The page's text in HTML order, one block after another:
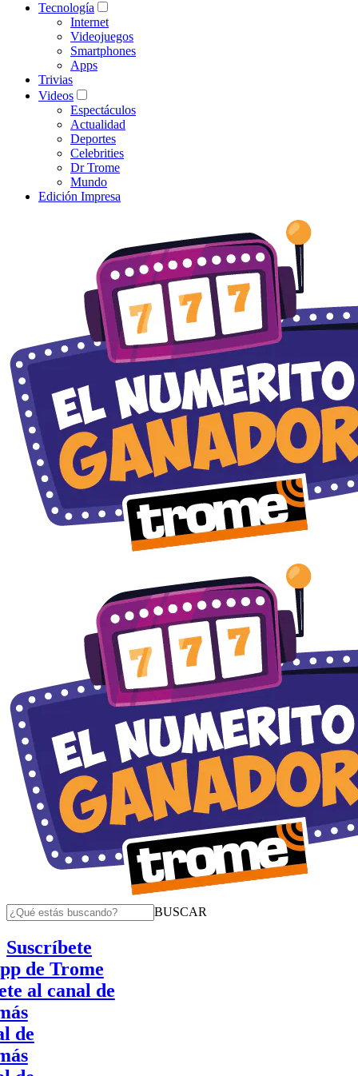
Tecnología
Internet
Videojuegos
Smartphones
Apps
Trivias
Videos
Espectáculos
Actualidad
Deportes
Celebrities
Dr Trome
Mundo
Edición Impresa
BUSCAR
Suscríbete
Trome
de